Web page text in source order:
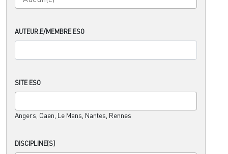
AUTEUR.E/MEMBRE ESO
SITE ESO
Angers, Caen, Le Mans, Nantes, Rennes
DISCIPLINE(S)